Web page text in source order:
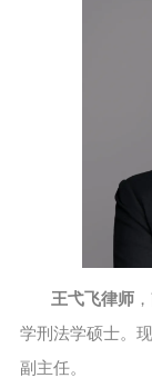
王弋飞律师
学刑法学硕士。
副主任。